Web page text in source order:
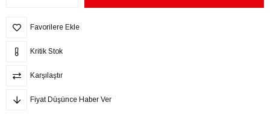
Favorilere Ekle
Kritik Stok
Karşılaştır
Fiyat Düşünce Haber Ver